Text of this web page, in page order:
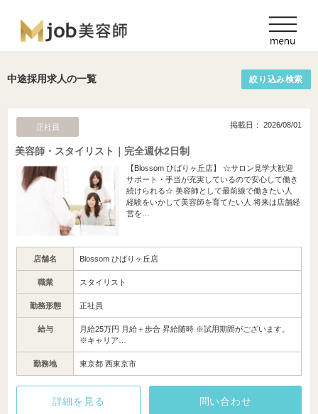
中途採用求人の一覧 絞り込み検索
正社員 掲載日： 2026/08/01
美容師・スタイリスト｜完全週休2日制
【Blossom ひばりヶ丘店】 ☆サロン見学大歓迎
サポート・手当が充実しているので安心して働き
続けられる☆ 美容師として最前線で働きたい人
経験をいかして美容師を育てたい人 将来は店舗経
営を…
店舗名 Blossom ひばりヶ丘店
職業 スタイリスト
勤務形態 正社員
給与
月給25万円 月給＋歩合 昇給随時 ※試用期間がございます。
※キャリア…
勤務地 東京都 西東京市
詳細を見る 問い合わせ